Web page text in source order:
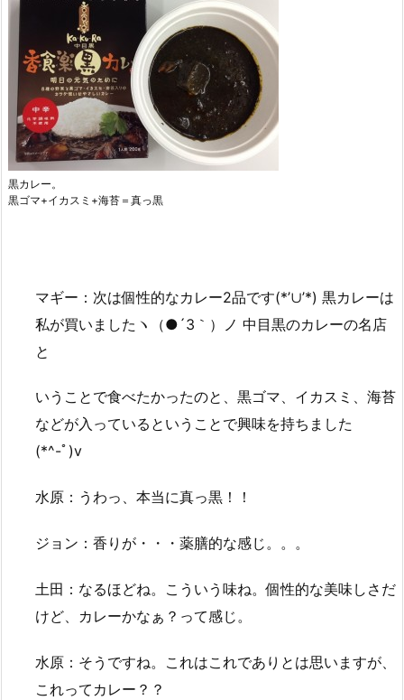
黒カレー。
黒ゴマ+イカスミ+海苔＝真っ黒
マギー：次は個性的なカレー2品です(*’∪’*) 黒カレーは
私が買いましたヽ（●´3｀）ノ 中目黒のカレーの名店
と
いうことで食べたかったのと、黒ゴマ、イカスミ、海苔
などが入っているということで興味を持ちました
(*^-ﾟ)v
水原：うわっ、本当に真っ黒！！
ジョン：香りが・・・薬膳的な感じ。。。
土田：なるほどね。こういう味ね。個性的な美味しさだ
けど、カレーかなぁ？って感じ。
水原：そうですね。これはこれでありとは思いますが、
これってカレー？？